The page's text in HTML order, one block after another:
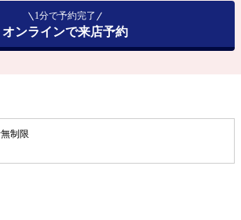
1分で予約完了
オンラインで来店予約
制限